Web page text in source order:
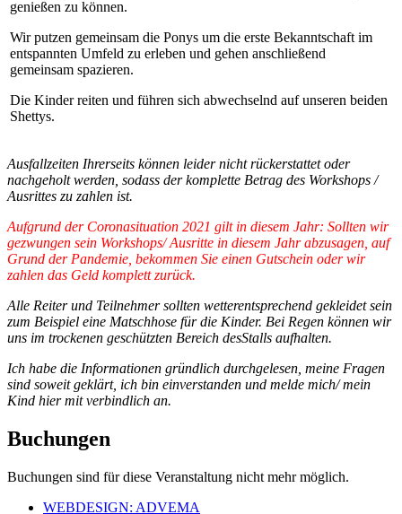
genießen zu können.
Wir putzen gemeinsam die Ponys um die erste Bekanntschaft im
entspannten Umfeld zu erleben und gehen anschließend
gemeinsam spazieren.
Die Kinder reiten und führen sich abwechselnd auf unseren beiden
Shettys.
Ausfallzeiten Ihrerseits können leider nicht rückerstattet oder
nachgeholt werden, sodass der komplette Betrag des Workshops /
Ausrittes zu zahlen ist.
Aufgrund der Coronasituation 2021 gilt in diesem Jahr: Sollten wir
gezwungen sein Workshops/ Ausritte in diesem Jahr abzusagen, auf
Grund der Pandemie, bekommen Sie einen Gutschein oder wir
zahlen das Geld komplett zurück.
Alle Reiter und Teilnehmer sollten wetterentsprechend gekleidet sein
zum Beispiel eine Matschhose für die Kinder. Bei Regen können wir
uns im trockenen geschützten Bereich desStalls aufhalten.
Ich habe die Informationen gründlich durchgelesen, meine Fragen
sind soweit geklärt, ich bin einverstanden und melde mich/ mein
Kind hier mit verbindlich an.
Buchungen
Buchungen sind für diese Veranstaltung nicht mehr möglich.
WEBDESIGN: ADVEMA